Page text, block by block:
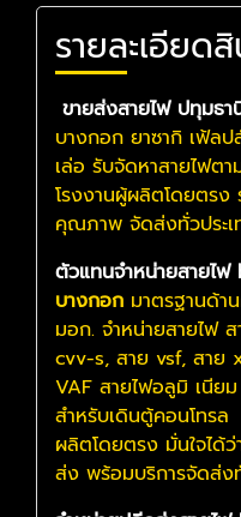
รายละเอียด
ขายส่งสายไฟ ปทุมธา
บางกอก ยาซากิ เฟ้ล
เล่อ รับจัดหาสายไฟต
โรงงานผู้ผลิตโดยตรง
คุณภาพ จัดส่งทั่วประเ
ตัวแทนจำหน่ายสายไฟ
บางกอก มาตรฐานด้า
มอก. จำหน่ายสายไฟ
cvv-s, สาย vsf, สาย
VAF สายไฟอลูมิ เนีย
สำหรับเดินตู้คอนโทรล
ผลิตโดยตรง มั่นใจได้ว่
ส่ง พร้อมบริการจัดส่ง